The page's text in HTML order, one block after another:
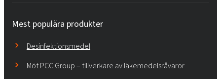
Mest populära produkter
Desinfektionsmedel
Möt PCC Group – tillverkare av läkemedelsråvaror